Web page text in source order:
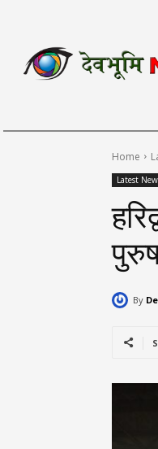
Home
Latest
By